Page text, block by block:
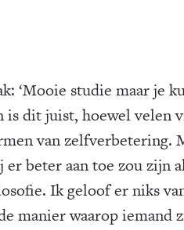
‘Mooie studie maar je
is dit juist, hoewel velen
van zelfverbetering.
beter aan toe zou zijn
Ik geloof er niks
manier waarop iemand